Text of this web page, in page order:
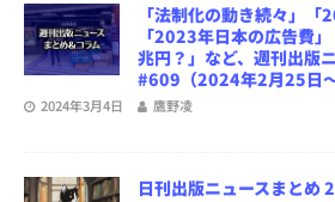
「法制化の動き続々」「
「2023年日本の広告費
兆円？」など、週刊出版
#609（2024年2月25日
2024年3月4日 鷹野凌
日刊出版ニュースまと